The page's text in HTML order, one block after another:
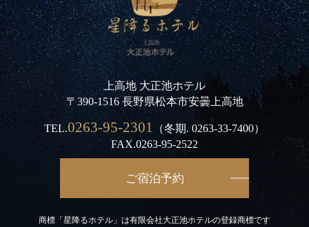
上高地 大正池ホテル
〒390-1516 長野県松本市安曇上高地
TEL.0263-95-2301 （冬期.0263-33-7400）
FAX.0263-95-2522
ご宿泊予約
商標「星降るホテル」は有限会社大正池ホテルの登録商標です